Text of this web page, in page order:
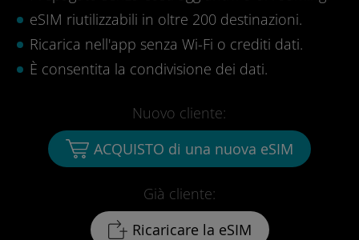
eSIM riutilizzabili in oltre 200 destinazioni.
Ricarica nell'app senza Wi-Fi o crediti dati.
È consentita la condivisione dei dati.
Già cliente:
Ricaricare la eSIM
Nuovo cliente:
ACQUISTO di una nuova eSIM